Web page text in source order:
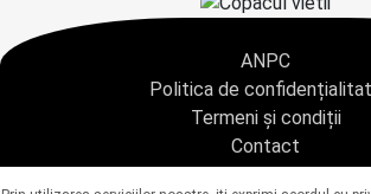
ANPC
Politica de
Termeni și condiții
Contact
Copyright © 2021 - AGENTIA CONDOLEANTE.RO SRL -